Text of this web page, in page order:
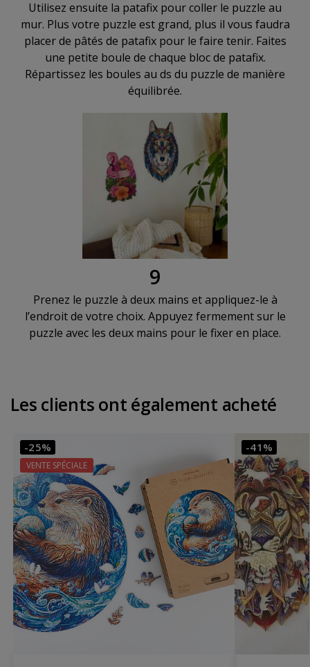
Utilisez ensuite la patafix pour coller le puzzle au
mur. Plus votre puzzle est grand, plus il vous faudra
placer de pâtés de patafix pour le faire tenir. Faites
une petite boule de chaque bloc de patafix.
Répartissez les boules au ds du puzzle de manière
équilibrée.
9
Prenez le puzzle à deux mains et appliquez-le à
l’endroit de votre choix. Appuyez fermement sur le
puzzle avec les deux mains pour le fixer en place.
Les clients ont également acheté
-25%
VENTE SPÉCIALE
-41%